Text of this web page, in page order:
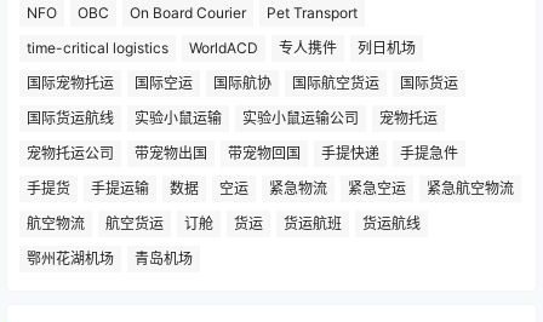
NFO
OBC On Board Courier
Pet Transport
time-critical logistics
WorldACD 专人携件
列日机场
国际宠物托运
国际空运 国际航协 国际航空货运
国际货运
国际货运航线
实验小鼠运输 实验小鼠运输公司
宠物托运
宠物托运公司
带宠物出国 带宠物回国 手提快递
手提急件
手提货
手提运输 数据 空运 紧急物流 紧急空运
紧急航空物流
航空物流
航空货运 订舱 货运 货运航班
货运航线
鄂州花湖机场
青岛机场